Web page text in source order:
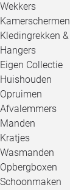
Wekkers
Kamerschermen
Kledingrekken &
Hangers
Eigen Collectie
Huishouden
Opruimen
Afvalemmers
Manden
Kratjes
Wasmanden
Opbergboxen
Schoonmaken